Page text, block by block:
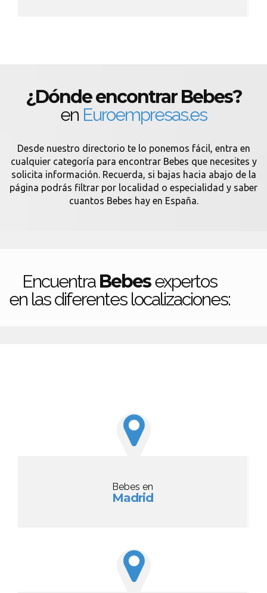
¿Dónde encontrar Bebes?
en Euroempresas.es
Desde nuestro directorio te lo ponemos fácil, entra en
cualquier categoría para encontrar Bebes que necesites y
solicita información. Recuerda, si bajas hacia abajo de la
página podrás filtrar por localidad o especialidad y saber
cuantos Bebes hay en España.
Encuentra Bebesexpertos
en las diferentes localizaciones:
Bebes en
Madrid